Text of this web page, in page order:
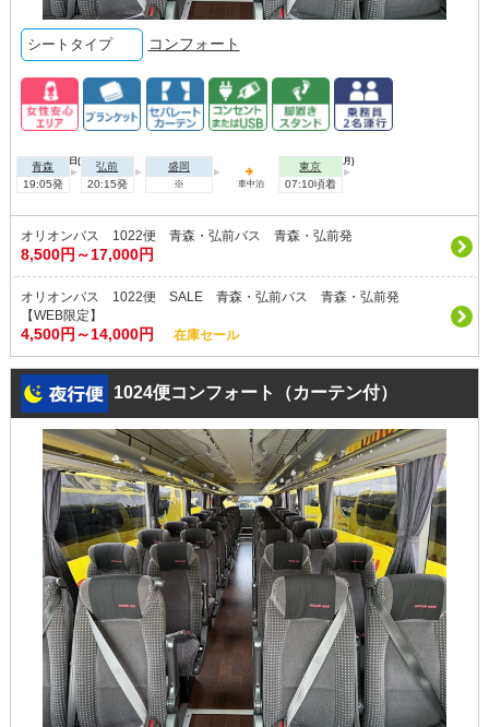
シートタイプ コンフォート
2026年08月09日(日)
青森
19:05発
弘前
20:15発
盛岡
※
車中泊
2026年08月10日(月)
東京
07:10頃着
オリオンバス 1022便 青森・弘前バス 青森・弘前発
8,500円～17,000円
オリオンバス 1022便 SALE 青森・弘前バス 青森・弘前発
【WEB限定】
4,500円～14,000円 在庫セール
1024便コンフォート（カーテン付）